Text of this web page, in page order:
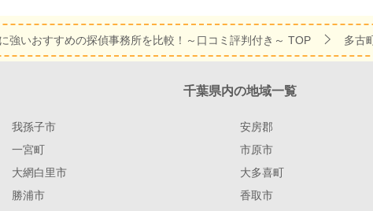
強いおすすめの探偵事務所を比較！～口コミ評判付き～ TOP 多古
千葉県内の地域一覧
我孫子市 安房郡
一宮町 市原市
大網白里市 大多喜町
勝浦市 香取市